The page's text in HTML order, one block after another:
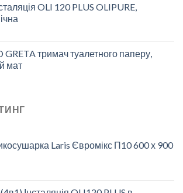
OLI 120 PLUS OLIPURE,
GRETA тримач туалетного паперу,
мат
Laris Євромікс П10 600 х 900